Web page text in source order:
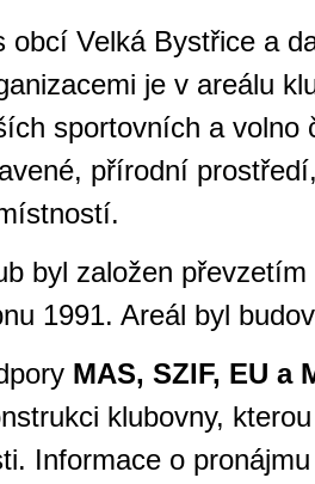
obcí Velká Bystřice a
je v areálu
sportovních a volno
přírodní
byl založen
1991. Areál byl
MAS, SZIF, EU a
klubovny,
Informace o